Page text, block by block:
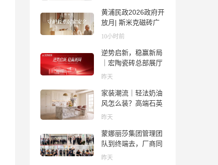
黄浦民政2026政府开
放月| 斯米克磁砖广
场适老化体验中心正
10小时前
逆势启新，稳赢新局
｜宏陶瓷砖总部展厅
焕新升级开工大吉
昨天
家装潮流｜轻法奶油
风怎么装？高端石英
石品牌法萨石，打造
昨天
蒙娜丽莎集团管理团
队到终端去，厂商同
心找到市场的答案
昨天